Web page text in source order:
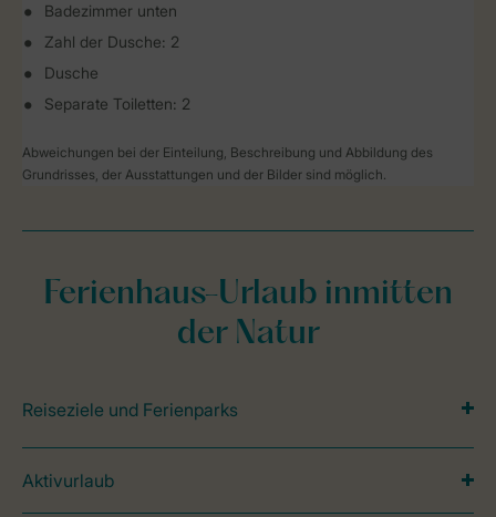
Badezimmer unten
Zahl der Dusche: 2
Dusche
Separate Toiletten: 2
Abweichungen bei der Einteilung, Beschreibung und Abbildung des
Grundrisses, der Ausstattungen und der Bilder sind möglich.
Ferienhaus-Urlaub inmitten
der Natur
Reiseziele und Ferienparks
Aktivurlaub